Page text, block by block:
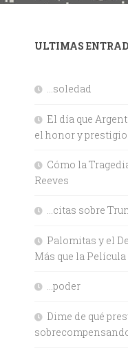
ULTIMAS
…soledad
El día que
el honor y prestigio
Cómo la
Reeves
…citas sobre
Palomitas y el
Más que la Película
…poder
Dime de qué